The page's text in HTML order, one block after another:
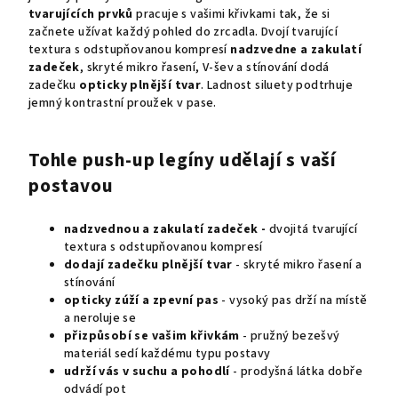
tvarujících prvkůpracuje s vašimi křivkami tak, že si
začnete užívat každý pohled do zrcadla. Dvojí tvarující
textura s odstupňovanou kompresí nadzvedne a zakulatí
zadeček, skryté mikro řasení, V-šev a stínování dodá
zadečku opticky plnější tvar. Ladnost siluety podtrhuje
jemný kontrastní proužek v pase.
Tohle push-up legíny udělají s vaší
postavou
nadzvednou a zakulatí zadeček - dvojitá tvarující
textura s odstupňovanou kompresí
dodají zadečku plnější tvar - skryté mikro řasení a
stínování
opticky zúží a zpevní pas - vysoký pas drží na místě
a neroluje se
přizpůsobí se vašim křivkám - pružný bezešvý
materiál sedí každému typu postavy
udrží vás v suchu a pohodlí - prodyšná látka dobře
odvádí pot